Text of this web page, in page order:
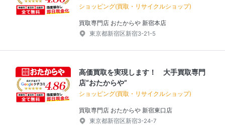
ショッピング(買取・リサイクルショップ)
買取専門店 おたからや 新宿本店
東京都新宿区新宿3-21-5
高価買取を実現します！ 大手買取専門
店“おたからや”
ショッピング(買取・リサイクルショップ)
買取専門店 おたからや 新宿東口店
東京都新宿区新宿3-24-7